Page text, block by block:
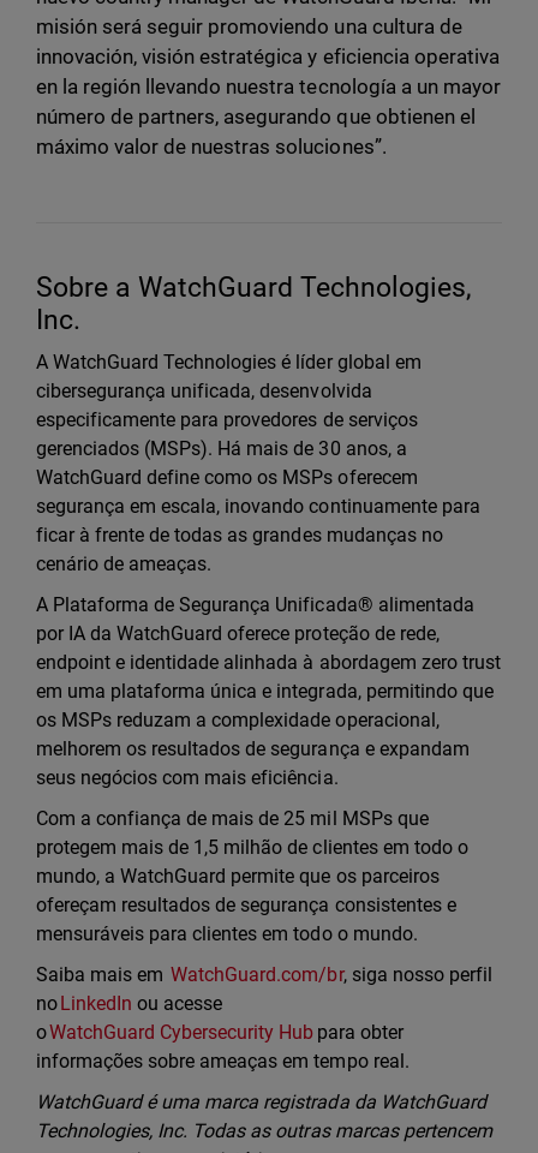
misión será seguir promoviendo una cultura de
innovación, visión estratégica y eficiencia operativa
en la región llevando nuestra tecnología a un mayor
número de partners, asegurando que obtienen el
máximo valor de nuestras soluciones”.
Sobre a WatchGuard Technologies,
Inc.
A WatchGuard Technologies é líder global em
cibersegurança unificada, desenvolvida
especificamente para provedores de serviços
gerenciados (MSPs). Há mais de 30 anos, a
WatchGuard define como os MSPs oferecem
segurança em escala, inovando continuamente para
ficar à frente de todas as grandes mudanças no
cenário de ameaças.
A Plataforma de Segurança Unificada® alimentada
por IA da WatchGuard oferece proteção de rede,
endpoint e identidade alinhada à abordagem zero trust
em uma plataforma única e integrada, permitindo que
os MSPs reduzam a complexidade operacional,
melhorem os resultados de segurança e expandam
seus negócios com mais eficiência.
Com a confiança de mais de 25 mil MSPs que
protegem mais de 1,5 milhão de clientes em todo o
mundo, a WatchGuard permite que os parceiros
ofereçam resultados de segurança consistentes e
mensuráveis para clientes em todo o mundo.
Saiba mais emWatchGuard.com/br, siga nosso perfil
no LinkedIn ou acesse
oWatchGuard Cybersecurity Hub para obter
informações sobre ameaças em tempo real.
WatchGuard é uma marca registrada da WatchGuard
Technologies, Inc. Todas as outras marcas pertencem